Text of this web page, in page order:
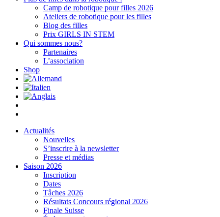
Camp de robotique pour filles 2026
Ateliers de robotique pour les filles
Blog des filles
Prix GIRLS IN STEM
Qui sommes nous?
Partenaires
L’association
Shop
Actualités
Nouvelles
S’inscrire à la newsletter
Presse et médias
Saison 2026
Inscription
Dates
Tâches 2026
Résultats Concours régional 2026
Finale Suisse